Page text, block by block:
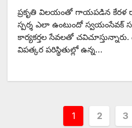
ప్రకృతి విలయంతో గాయపడిన కేరళ
స్పర్శ ఎలా ఉంటుందో
కార్యకర్తల సేవలతో
విపత్కర పరిస్థితుల్లో ఉన్న…
Posts
1 2 3